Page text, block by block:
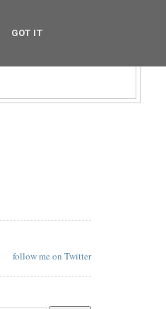
follow me on Twitter
GOT IT